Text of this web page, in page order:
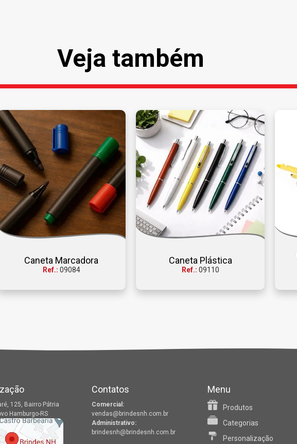
Veja também
Caneta Marcadora
Ref.: 09084
Caneta Plástica
Ref.: 09110
125, Bairro Pátria
Hamburgo-RS
Contatos
Comercial:
vendas@brindesnh.com.br
Administrativo:
brindesnh@brindesnh.com.br
Menu
Produtos
Categorias
Personalização